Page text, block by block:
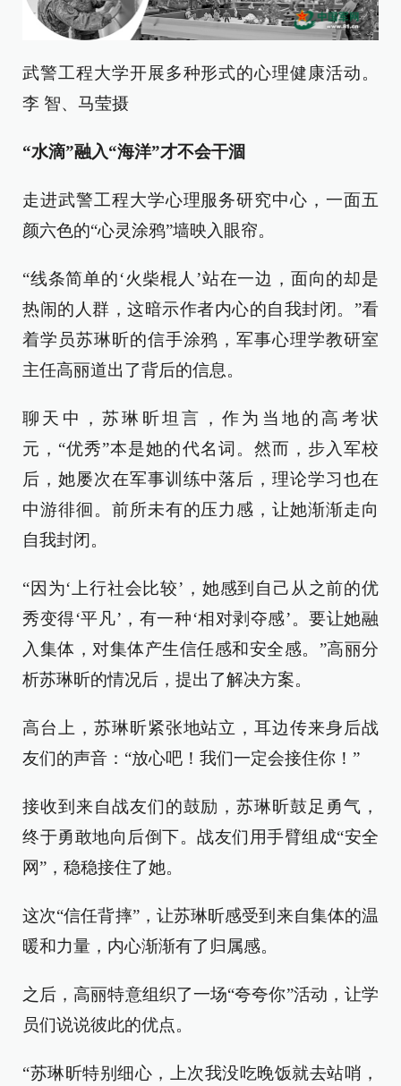
武警工程大学开展多种形式的心理健康活动。
李 智、马莹摄
“水滴”融入“海洋”才不会干涸
走进武警工程大学心理服务研究中心，一面五
颜六色的“心灵涂鸦”墙映入眼帘。
“线条简单的‘火柴棍人’站在一边，面向的却是
热闹的人群，这暗示作者内心的自我封闭。”看
着学员苏琳昕的信手涂鸦，军事心理学教研室
主任高丽道出了背后的信息。
聊天中，苏琳昕坦言，作为当地的高考状
元，“优秀”本是她的代名词。然而，步入军校
后，她屡次在军事训练中落后，理论学习也在
中游徘徊。前所未有的压力感，让她渐渐走向
自我封闭。
“因为‘上行社会比较’，她感到自己从之前的优
秀变得‘平凡’，有一种‘相对剥夺感’。要让她融
入集体，对集体产生信任感和安全感。”高丽分
析苏琳昕的情况后，提出了解决方案。
高台上，苏琳昕紧张地站立，耳边传来身后战
友们的声音：“放心吧！我们一定会接住你！”
接收到来自战友们的鼓励，苏琳昕鼓足勇气，
终于勇敢地向后倒下。战友们用手臂组成“安全
网”，稳稳接住了她。
这次“信任背摔”，让苏琳昕感受到来自集体的温
暖和力量，内心渐渐有了归属感。
之后，高丽特意组织了一场“夸夸你”活动，让学
员们说说彼此的优点。
“苏琳昕特别细心，上次我没吃晚饭就去站哨，